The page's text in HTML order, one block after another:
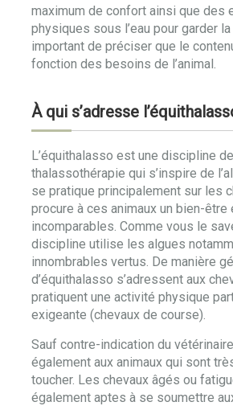
maximum de confort ainsi que des
physiques sous l’eau pour garder
important de préciser que le
fonction des besoins de l’animal.
À qui s’adresse
L’équithalasso est une discipline
thalassothérapie qui s’inspire de
se pratique principalement sur les
procure à ces animaux un bien-être
incomparables. Comme vous le
discipline utilise les algues
innombrables vertus. De manière
d’équithalasso s’adressent aux
pratiquent une activité physique
exigeante (chevaux de course).
Sauf contre-indication du
également aux animaux qui sont
toucher. Les chevaux âgés ou
également aptes à se soumettre